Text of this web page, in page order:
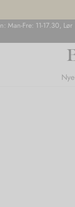
Man-Fre: 11-17.30, Lør